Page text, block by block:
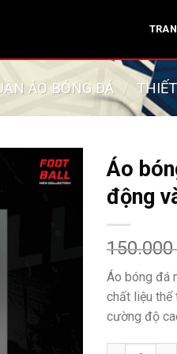
ÁO BÓNG ĐÁ /
Áo
động
150.000
Áo bóng đá
chất liệu thể
cường độ
Áo bóng đá